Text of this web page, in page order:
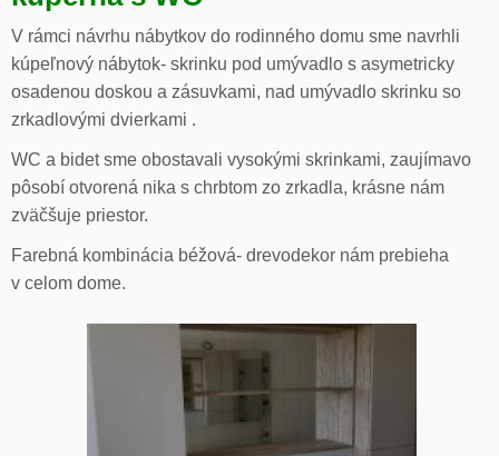
V rámci návrhu nábytkov do rodinného domu sme navrhli
kúpeľnový nábytok- skrinku pod umývadlo s asymetricky
osadenou doskou a zásuvkami, nad umývadlo skrinku so
zrkadlovými dvierkami .
WC a bidet sme obostavali vysokými skrinkami, zaujímavo
pôsobí otvorená nika s chrbtom zo zrkadla, krásne nám
zväčšuje priestor.
Farebná kombinácia béžová- drevodekor nám prebieha
v celom dome.